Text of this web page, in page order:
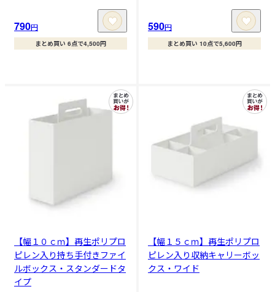
790円
まとめ買い 6点で4,500円
590円
まとめ買い 10点で5,600円
【幅１０ｃｍ】再生ポリプロ
ピレン入り持ち手付きファイ
ルボックス・スタンダードタ
イプ
【幅１５ｃｍ】再生ポリプロ
ピレン入り収納キャリーボッ
クス・ワイド